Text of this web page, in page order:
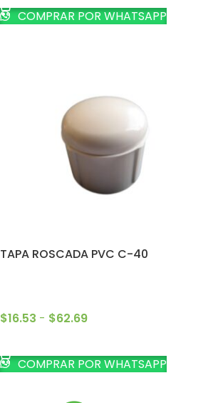
COMPRAR POR WHATSAPP
TAPA ROSCADA PVC C-40
$16.53 - $62.69
COMPRAR POR WHATSAPP